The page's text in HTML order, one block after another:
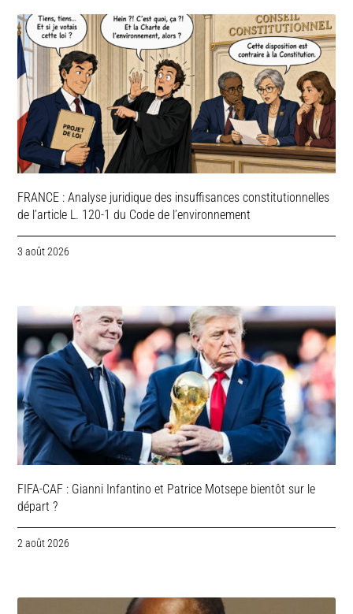
FRANCE : Analyse juridique des insuffisances constitutionnelles
de l’article L. 120-1 du Code de l’environnement
3 août 2026
FIFA-CAF : Gianni Infantino et Patrice Motsepe bientôt sur le
départ ?
2 août 2026